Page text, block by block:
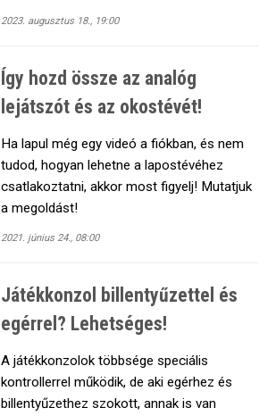
2023. augusztus 18., 19:00
Így hozd össze az analóg
lejátszót és az okostévét!
Ha lapul még egy videó a fiókban, és nem
tudod, hogyan lehetne a lapostévéhez
csatlakoztatni, akkor most figyelj! Mutatjuk
a megoldást!
2021. június 24., 08:00
Játékkonzol billentyűzettel és
egérrel? Lehetséges!
A játékkonzolok többsége speciális
kontrollerrel működik, de aki egérhez és
billentyűzethez szokott, annak is van